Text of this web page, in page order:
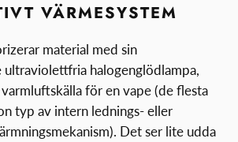
VÄRMESYSTEM
material med sin
ultraviolettfria halogenglödlampa,
för en vape (de flesta
typ av intern lednings- eller
Det ser lite udda